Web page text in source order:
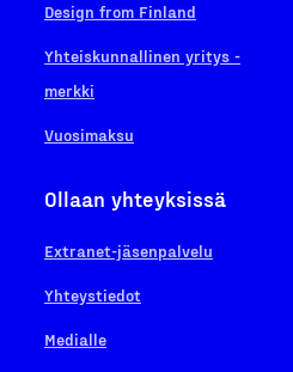
Design from Finland
Yhteiskunnallinen yritys -
merkki
Vuosimaksu
Ollaan yhteyksissä
Extranet-jäsenpalvelu
Yhteystiedot
Medialle